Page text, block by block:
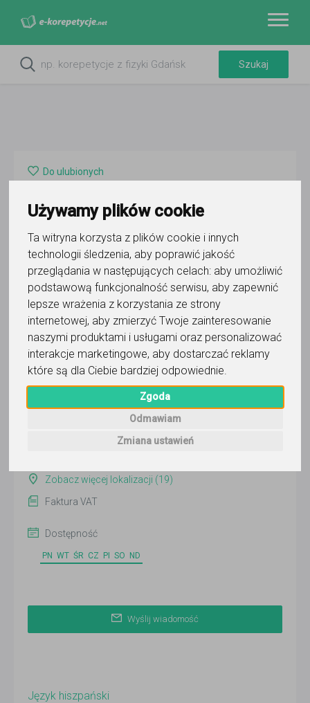
Używamy plików cookie
Ta witryna korzysta z plików cookie i innych
technologii śledzenia, aby poprawić jakość
przeglądania w następujących celach: aby umożliwić
podstawową funkcjonalność serwisu, aby zapewnić
lepsze wrażenia z korzystania ze strony
internetowej, aby zmierzyć Twoje zainteresowanie
naszymi produktami i usługami oraz personalizować
interakcje marketingowe, aby dostarczać reklamy
które są dla Ciebie bardziej odpowiednie.
Zgoda
Odmawiam
Zmiana ustawień
Do ulubionych
EDU-MAG Korepetycje i Usługi
Edytorskie
Wyślij wiadomość
Ostatnia aktywność:
wczoraj
Zobacz więcej lokalizacji (19)
Faktura VAT
Dostępność
PN WT ŚR CZ PI SO ND
Wyślij wiadomość
Język hiszpański